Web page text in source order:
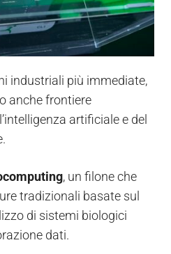
industriali più immediate,
anche frontiere
artificiale e del
, un filone che
tradizionali basate sul
di sistemi biologici
dati.